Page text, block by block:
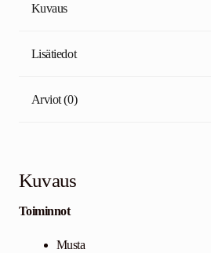
Kuvaus
Lisätiedot
Arviot (0)
Kuvaus
Toiminnot
Musta